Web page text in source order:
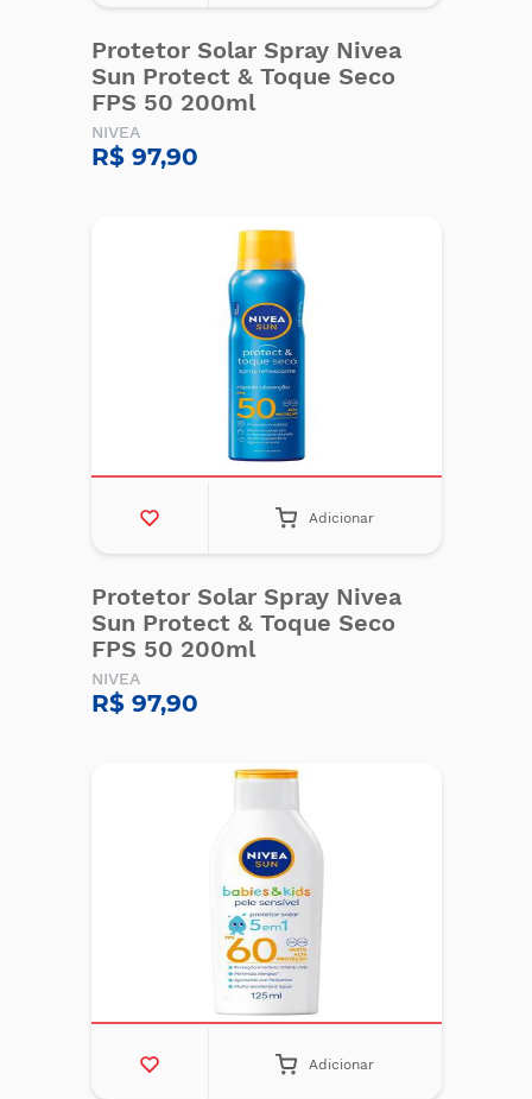
Protetor Solar Spray Nivea
Sun Protect & Toque Seco
FPS 50 200ml
NIVEA
R$ 97,90
Adicionar
Protetor Solar Spray Nivea
Sun Protect & Toque Seco
FPS 50 200ml
NIVEA
R$ 97,90
Adicionar